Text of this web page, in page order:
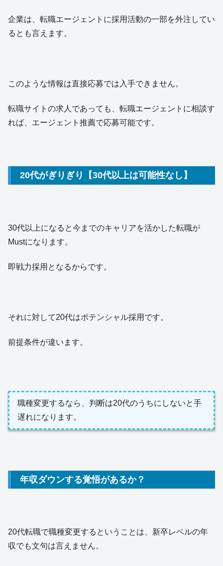
企業は、転職エージェントに採用活動の一部を外注してい
るとも言えます。
このような情報は直接応募では入手できません。
転職サイトの求人であっても、転職エージェントに相談す
れば、エージェント推薦で応募可能です。
20代がぎりぎり【30代以上は可能性なし】
30代以上になると今までのキャリアを活かした転職が
Mustになります。
即戦力採用となるからです。
それに対して20代はポテンシャル採用です。
前提条件が違います。
職種変更するなら、判断は20代のうちにしないと手
遅れになります。
年収ダウンする覚悟があるか？
20代転職で職種変更するということは、新卒レベルの年
収でも文句は言えません。